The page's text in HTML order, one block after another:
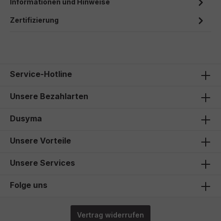
Informationen und Hinweise
Zertifizierung
Service-Hotline
Unsere Bezahlarten
Dusyma
Unsere Vorteile
Unsere Services
Folge uns
Vertrag widerrufen